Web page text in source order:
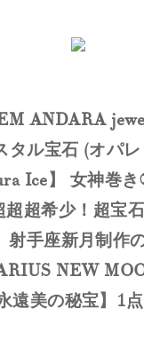
ANDARA
タル宝石 (オパ
Ice】 女神巻
超超希少！超宝石
射手座新月制作
NEW
永遠美の秘宝】1